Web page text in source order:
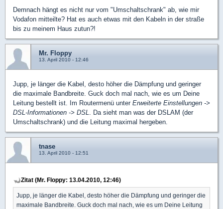
Demnach hängt es nicht nur vom "Umschaltschrank" ab, wie mir
Vodafon mitteilte? Hat es auch etwas mit den Kabeln in der straße
bis zu meinem Haus zutun?!
Mr. Floppy
13. April 2010 - 12:46
Jupp, je länger die Kabel, desto höher die Dämpfung und geringer
die maximale Bandbreite. Guck doch mal nach, wie es um Deine
Leitung bestellt ist. Im Routermenü unter Erweiterte Einstellungen ->
DSL-Informationen -> DSL. Da sieht man was der DSLAM (der
Umschaltschrank) und die Leitung maximal hergeben.
tnase
13. April 2010 - 12:51
Zitat (Mr. Floppy: 13.04.2010, 12:46)
Jupp, je länger die Kabel, desto höher die Dämpfung und geringer die
maximale Bandbreite. Guck doch mal nach, wie es um Deine Leitung